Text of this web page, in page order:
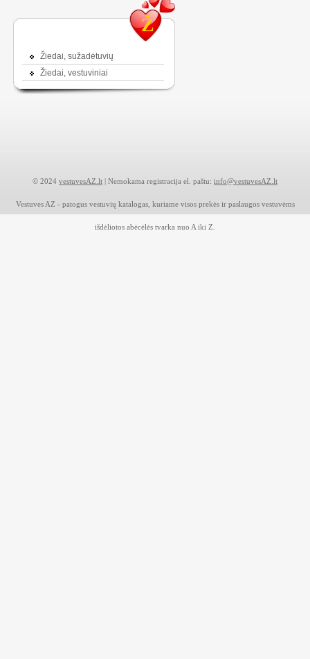
Ž
Žiedai, sužadėtuvių
Žiedai, vestuviniai
© 2024 vestuvesAZ.lt | Nemokama registracija el. paštu: info@vestuvesAZ.lt
Vestuves AZ - patogus vestuvių katalogas, kuriame visos prekės ir paslaugos vestuvėms
išdėliotos abėcėlės tvarka nuo A iki Z.